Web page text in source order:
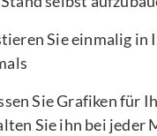
Sie einmalig in
Sie Grafiken für
Sie ihn bei jeder